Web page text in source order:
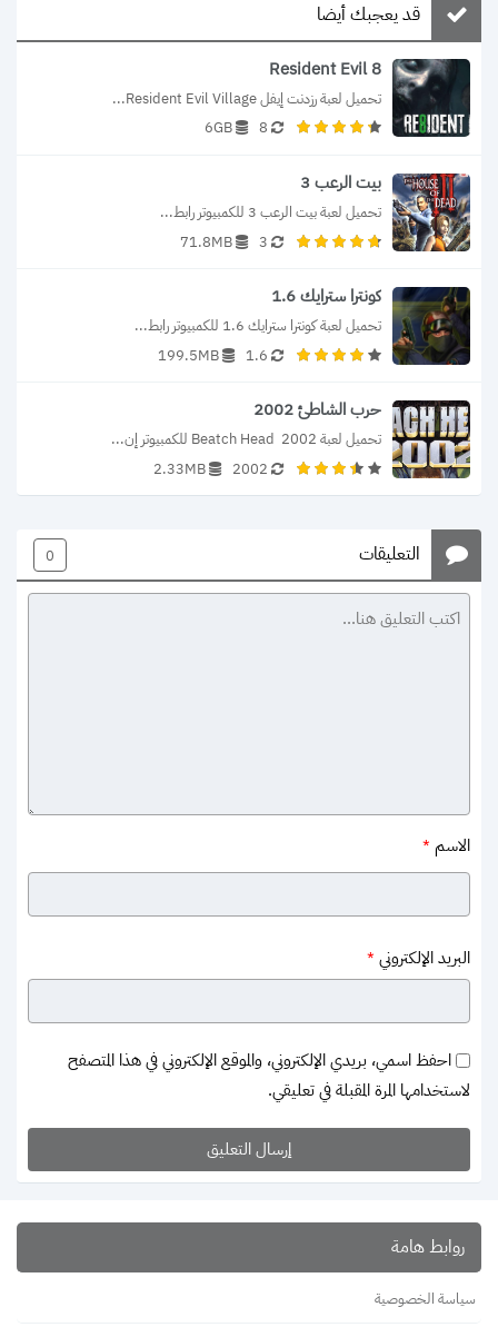
قد يعجبك أيضا
Resident Evil 8
تحميل لعبة رزدنت إيفل Resident Evil Village...
8
6GB
بيت الرعب 3
تحميل لعبة بيت الرعب 3 للكمبيوتر رابط...
3
71.8MB
كونترا سترايك 1.6
تحميل لعبة كونترا سترايك 1.6 للكمبيوتر رابط...
1.6
199.5MB
حرب الشاطئ 2002
تحميل لعبة Beatch Head  2002 للكمبيوتر إن...
2002
2.33MB
التعليقات 0
الاسم *
البريد الإلكتروني *
احفظ اسمي، بريدي الإلكتروني، والموقع الإلكتروني في هذا المتصفح
لاستخدامها المرة المقبلة في تعليقي.
روابط هامة
سياسة الخصوصية